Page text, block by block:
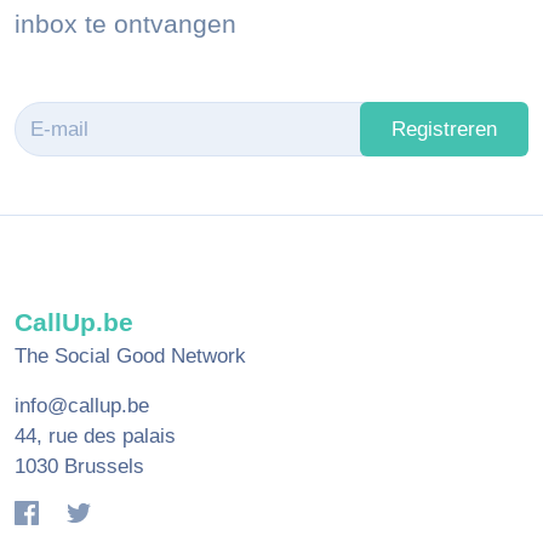
inbox te ontvangen
Registreren
CallUp.be
The Social Good Network
info@callup.be
44, rue des palais
1030 Brussels